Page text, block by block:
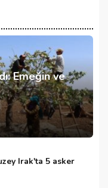
Emeğin ve
Irak'ta 5 asker